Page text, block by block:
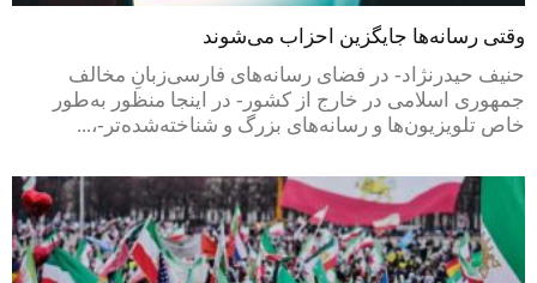
وقتی رسانه‌ها جایگزین احزاب می‌شوند
حنیف حیدرنژاد- در فضای رسانه‌های فارسی‌زبانِ مخالف
جمهوری اسلامی در خارج از کشور- در اینجا منظور به‌طور
خاص تلویزیون‌ها و رسانه‌های بزرگ و شناخته‌شده‌تر-،...